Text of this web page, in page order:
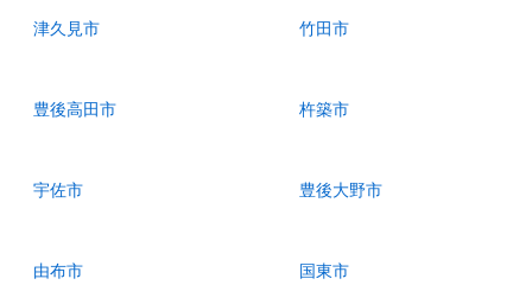
津久見市 竹田市
豊後高田市 杵築市
宇佐市 豊後大野市
由布市 国東市